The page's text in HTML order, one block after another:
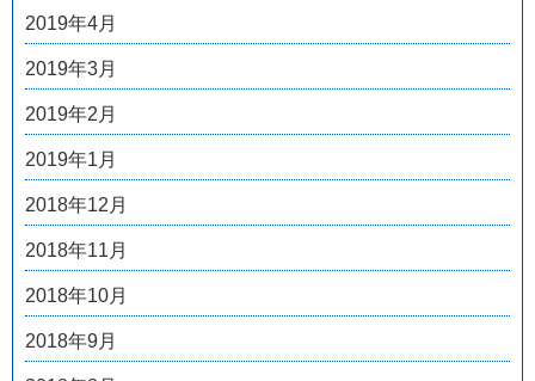
2019年4月
2019年3月
2019年2月
2019年1月
2018年12月
2018年11月
2018年10月
2018年9月